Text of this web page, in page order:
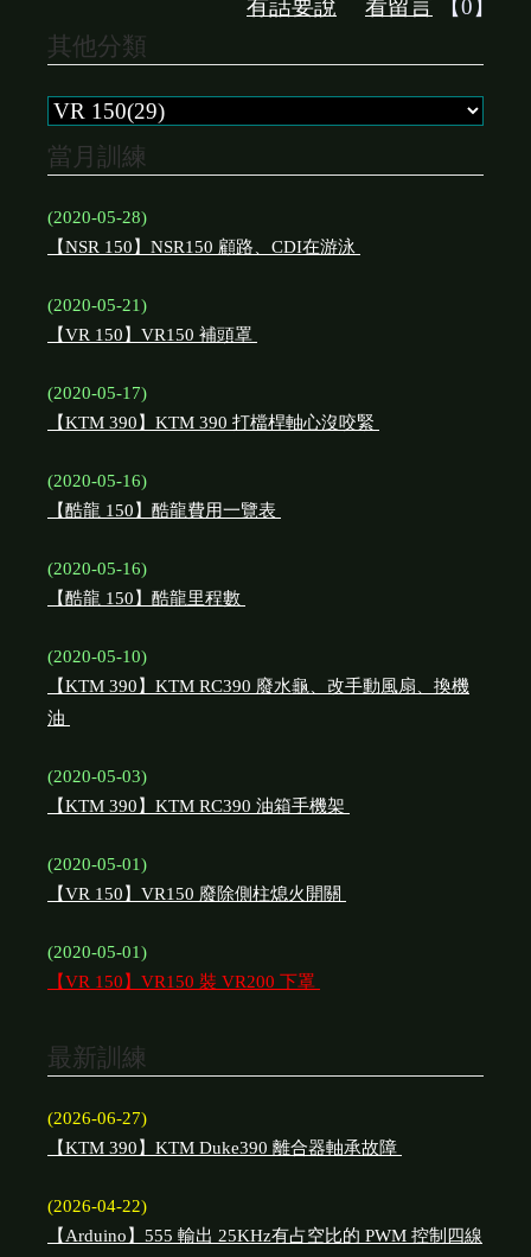
有話要說 看留言 【0】
其他分類
當月訓練
(2020-05-28)
【NSR 150】NSR150 顧路、CDI在游泳
(2020-05-21)
【VR 150】VR150 補頭罩
(2020-05-17)
【KTM 390】KTM 390 打檔桿軸心沒咬緊
(2020-05-16)
【酷龍 150】酷龍費用一覽表
(2020-05-16)
【酷龍 150】酷龍里程數
(2020-05-10)
【KTM 390】KTM RC390 廢水龜、改手動風扇、換機
油
(2020-05-03)
【KTM 390】KTM RC390 油箱手機架
(2020-05-01)
【VR 150】VR150 廢除側柱熄火開關
(2020-05-01)
【VR 150】VR150 裝 VR200 下罩
最新訓練
(2026-06-27)
【KTM 390】KTM Duke390 離合器軸承故障
(2026-04-22)
【Arduino】555 輸出 25KHz有占空比的 PWM 控制四線